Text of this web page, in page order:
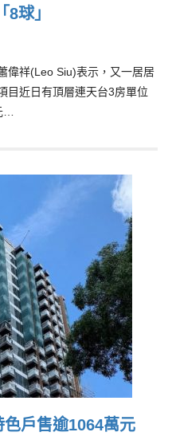
球」
偉祥(Leo Siu)表示，又一居居
目近日有頂層連天台3房單位
戶售逾1064萬元